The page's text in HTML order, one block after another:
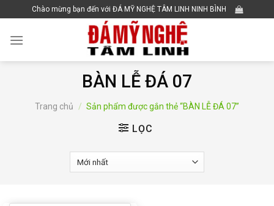
to
content
Chào mừng bạn đến với ĐÁ MỸ NGHỆ TÂM LINH NINH BÌNH
BÀN LỄ ĐÁ 07
Trang chủ / Sản phẩm được gắn thẻ “BÀN LỄ ĐÁ 07”
LỌC